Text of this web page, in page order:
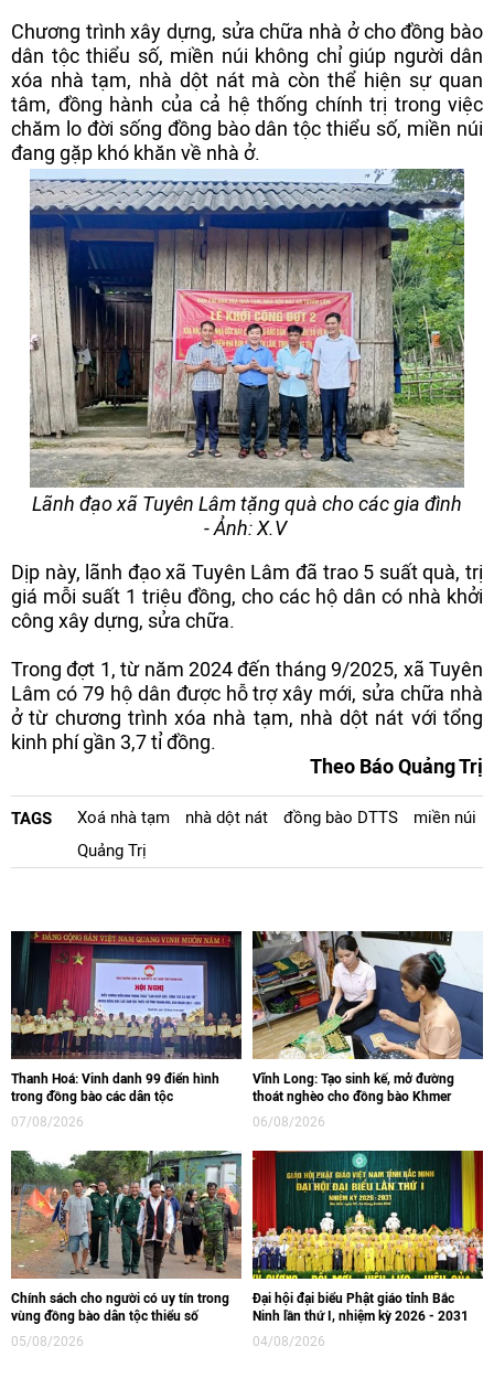
Chương trình xây dựng, sửa chữa nhà ở cho đồng bào
dân tộc thiểu số, miền núi không chỉ giúp người dân
xóa nhà tạm, nhà dột nát mà còn thể hiện sự quan
tâm, đồng hành của cả hệ thống chính trị trong việc
chăm lo đời sống đồng bào dân tộc thiểu số, miền núi
đang gặp khó khăn về nhà ở.
Lãnh đạo xã Tuyên Lâm tặng quà cho các gia đình
- Ảnh: X.V
Dịp này, lãnh đạo xã Tuyên Lâm đã trao 5 suất quà, trị
giá mỗi suất 1 triệu đồng, cho các hộ dân có nhà khởi
công xây dựng, sửa chữa.
Trong đợt 1, từ năm 2024 đến tháng 9/2025, xã Tuyên
Lâm có 79 hộ dân được hỗ trợ xây mới, sửa chữa nhà
ở từ chương trình xóa nhà tạm, nhà dột nát với tổng
kinh phí gần 3,7 tỉ đồng.
Theo Báo Quảng Trị
TAGS Xoá nhà tạm nhà dột nát đồng bào DTTS
miền núi
Quảng Trị
Thanh Hoá: Vinh danh 99 điển hình
trong đồng bào các dân tộc
07/08/2026
Vĩnh Long: Tạo sinh kế, mở đường
thoát nghèo cho đồng bào Khmer
06/08/2026
Chính sách cho người có uy tín trong
vùng đồng bào dân tộc thiểu số
05/08/2026
Đại hội đại biểu Phật giáo tỉnh Bắc
Ninh lần thứ I, nhiệm kỳ 2026 - 2031
04/08/2026